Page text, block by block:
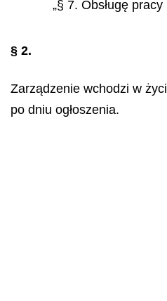
„§ 7. Obsługę
§ 2.
Zarządzenie wchodzi w
po dniu ogłoszenia.